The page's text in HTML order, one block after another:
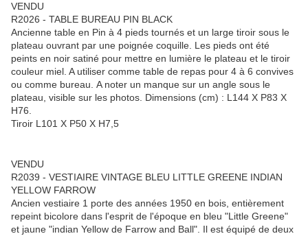
VENDU
R2026 - TABLE BUREAU PIN BLACK
Ancienne table en Pin à 4 pieds tournés et un large tiroir sous le
plateau ouvrant par une poignée coquille. Les pieds ont été
peints en noir satiné pour mettre en lumière le plateau et le tiroir
couleur miel. A utiliser comme table de repas pour 4 à 6 convives
ou comme bureau. A noter un manque sur un angle sous le
plateau, visible sur les photos. Dimensions (cm) : L144 X P83 X
H76.
Tiroir L101 X P50 X H7,5
VENDU
R2039 - VESTIAIRE VINTAGE BLEU LITTLE GREENE INDIAN
YELLOW FARROW
Ancien vestiaire 1 porte des années 1950 en bois, entièrement
repeint bicolore dans l'esprit de l'époque en bleu "Little Greene"
et jaune "indian Yellow de Farrow and Ball". Il est équipé de deux